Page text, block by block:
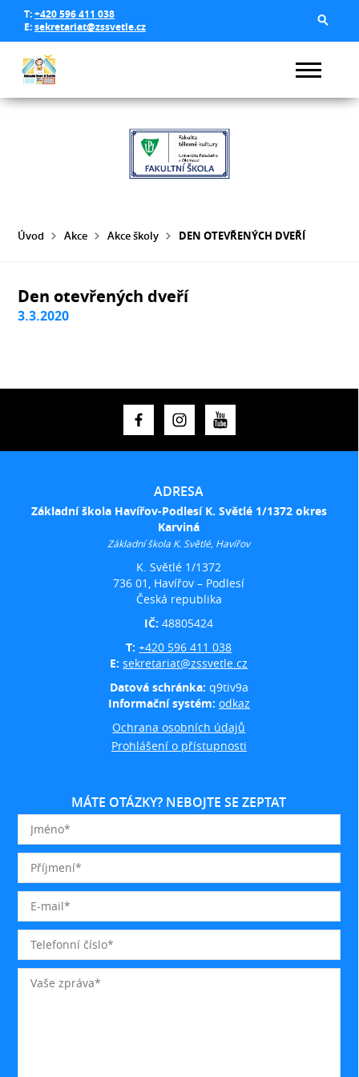
T:+420 596 411 038
E:sekretariat@zssvetle.cz
Úvod Akce Akce školy DEN OTEVŘENÝCH DVEŘÍ
Den otevřených dveří
3.3.2020
ADRESA
Základní škola Havířov-Podlesí K. Světlé 1/1372 okres
Karviná
Základní škola K. Světlé, Havířov
K. Světlé 1/1372
736 01, Havířov – Podlesí
Česká republika
IČ:48805424
T:+420 596 411 038
E:sekretariat@zssvetle.cz
Datová schránka: q9tiv9a
Informační systém: odkaz
Ochrana osobních údajů
Prohlášení o přístupnosti
MÁTE OTÁZKY? NEBOJTE SE ZEPTAT